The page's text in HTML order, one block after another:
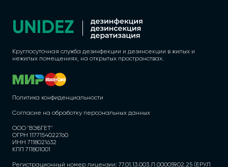
Круглосуточная служба дезинфекции и дезинсекции в жилых и
нежилых помещениях, на открытых пространствах.
Политика конфиденциальности
Согласие на обработку персональных данных
ООО "ВЭБГЕТ"
ОГРН 1177154022760
ИНН 7118021632
КПП 711801001
Регистрационный номер лицензии: 77.01.13.003.Л.000059.02.25 (ЕРУЛ